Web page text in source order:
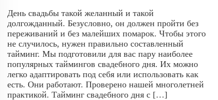
День свадьбы такой желанный и такой
долгожданный. Безусловно, он должен пройти без
переживаний и без малейших помарок. Чтобы этого
не случилось, нужен правильно составленный
тайминг. Мы подготовили для вас пару наиболее
популярных таймингов свадебного дня. Их можно
легко адаптировать под себя или использовать как
есть. Они работают. Проверено нашей многолетней
практикой. Тайминг свадебного дня с […]